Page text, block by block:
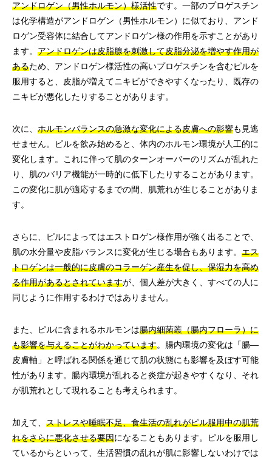
アンドロゲン（男性ホルモン）様活性です。一部のプロゲスチン
は化学構造がアンドロゲン（男性ホルモン）に似ており、アンド
ロゲン受容体に結合してアンドロゲン様の作用を示すことがあり
ます。 アンドロゲンは皮脂腺を刺激して皮脂分泌を増やす作用が
あるため、アンドロゲン様活性の高いプロゲスチンを含むピルを
服用すると、皮脂が増えてニキビができやすくなったり、既存の
ニキビが悪化したりすることがあります。
次に、 ホルモンバランスの急激な変化による皮膚への影響も見逃
せません。ピルを飲み始めると、体内のホルモン環境が人工的に
変化します。これに伴って肌のターンオーバーのリズムが乱れた
り、肌のバリア機能が一時的に低下したりすることがあります。
この変化に肌が適応するまでの間、肌荒れが生じることがありま
す。
さらに、ピルによってはエストロゲン様作用が強く出ることで、
肌の水分量や皮脂バランスに変化が生じる場合もあります。 エス
トロゲンは一般的に皮膚のコラーゲン産生を促し、保湿力を高め
る作用があるとされていますが、個人差が大きく、すべての人に
同じように作用するわけではありません。
また、ピルに含まれるホルモンは腸内細菌叢（腸内フローラ）に
も影響を与えることがわかっています。腸内環境の変化は「腸—
皮膚軸」と呼ばれる関係を通じて肌の状態にも影響を及ぼす可能
性があります。腸内環境が乱れると炎症が起きやすくなり、それ
が肌荒れとして現れることも考えられます。
加えて、 ストレスや睡眠不足、食生活の乱れがピル服用中の肌荒
れをさらに悪化させる要因になることもあります。ピルを服用し
ているからといって、生活習慣の乱れが肌に影響しないわけでは